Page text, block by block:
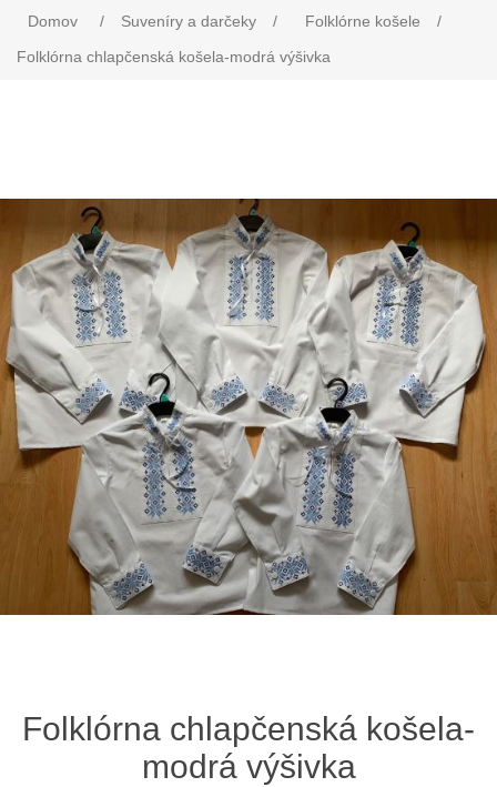
Domov / Suveníry a darčeky / Folklórne košele
/
Folklórna chlapčenská košela-modrá výšivka
Folklórna chlapčenská košela-
modrá výšivka